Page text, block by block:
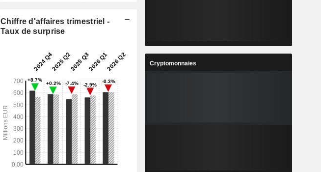
Chiffre d'affaires trimestriel -
Taux de surprise
Cryptomonnaies